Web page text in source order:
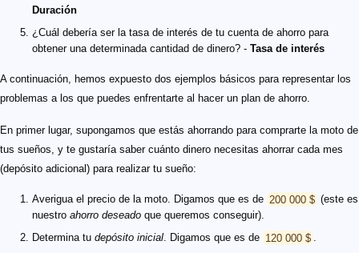
Duración
¿Cuál debería ser la tasa de interés de tu cuenta de ahorro para
obtener una determinada cantidad de dinero? - Tasa de interés
A continuación, hemos expuesto dos ejemplos básicos para representar los
problemas a los que puedes enfrentarte al hacer un plan de ahorro.
En primer lugar, supongamos que estás ahorrando para comprarte la moto de
tus sueños, y te gustaría saber cuánto dinero necesitas ahorrar cada mes
(depósito adicional) para realizar tu sueño:
Averigua el precio de la moto. Digamos que es de 200 000 $ (este es
nuestro ahorro deseado que queremos conseguir).
Determina tu depósito inicial. Digamos que es de 120 000 $ .